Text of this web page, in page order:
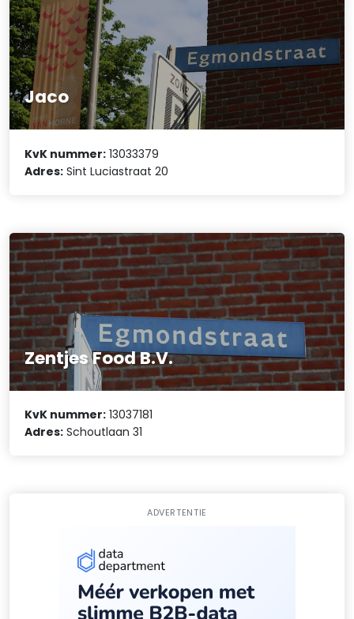
Jaco
KvK nummer: 13033379
Adres: Sint Luciastraat 20
Zentjes Food B.V.
KvK nummer: 13037181
Adres: Schoutlaan 31
ADVERTENTIE